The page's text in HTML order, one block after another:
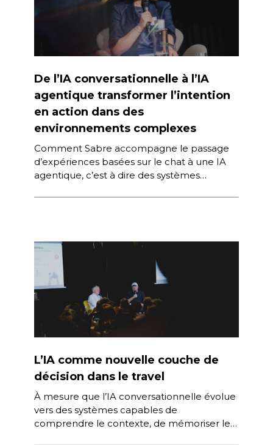
De l’IA conversationnelle à l’IA
agentique transformer l’intention
en action dans des
environnements complexes
Comment Sabre accompagne le passage
d’expériences basées sur le chat à une IA
agentique, c’est à dire des systèmes
L’IA comme nouvelle couche de
décision dans le travel
À mesure que l’IA conversationnelle évolue
vers des systèmes capables de
comprendre le contexte, de mémoriser les